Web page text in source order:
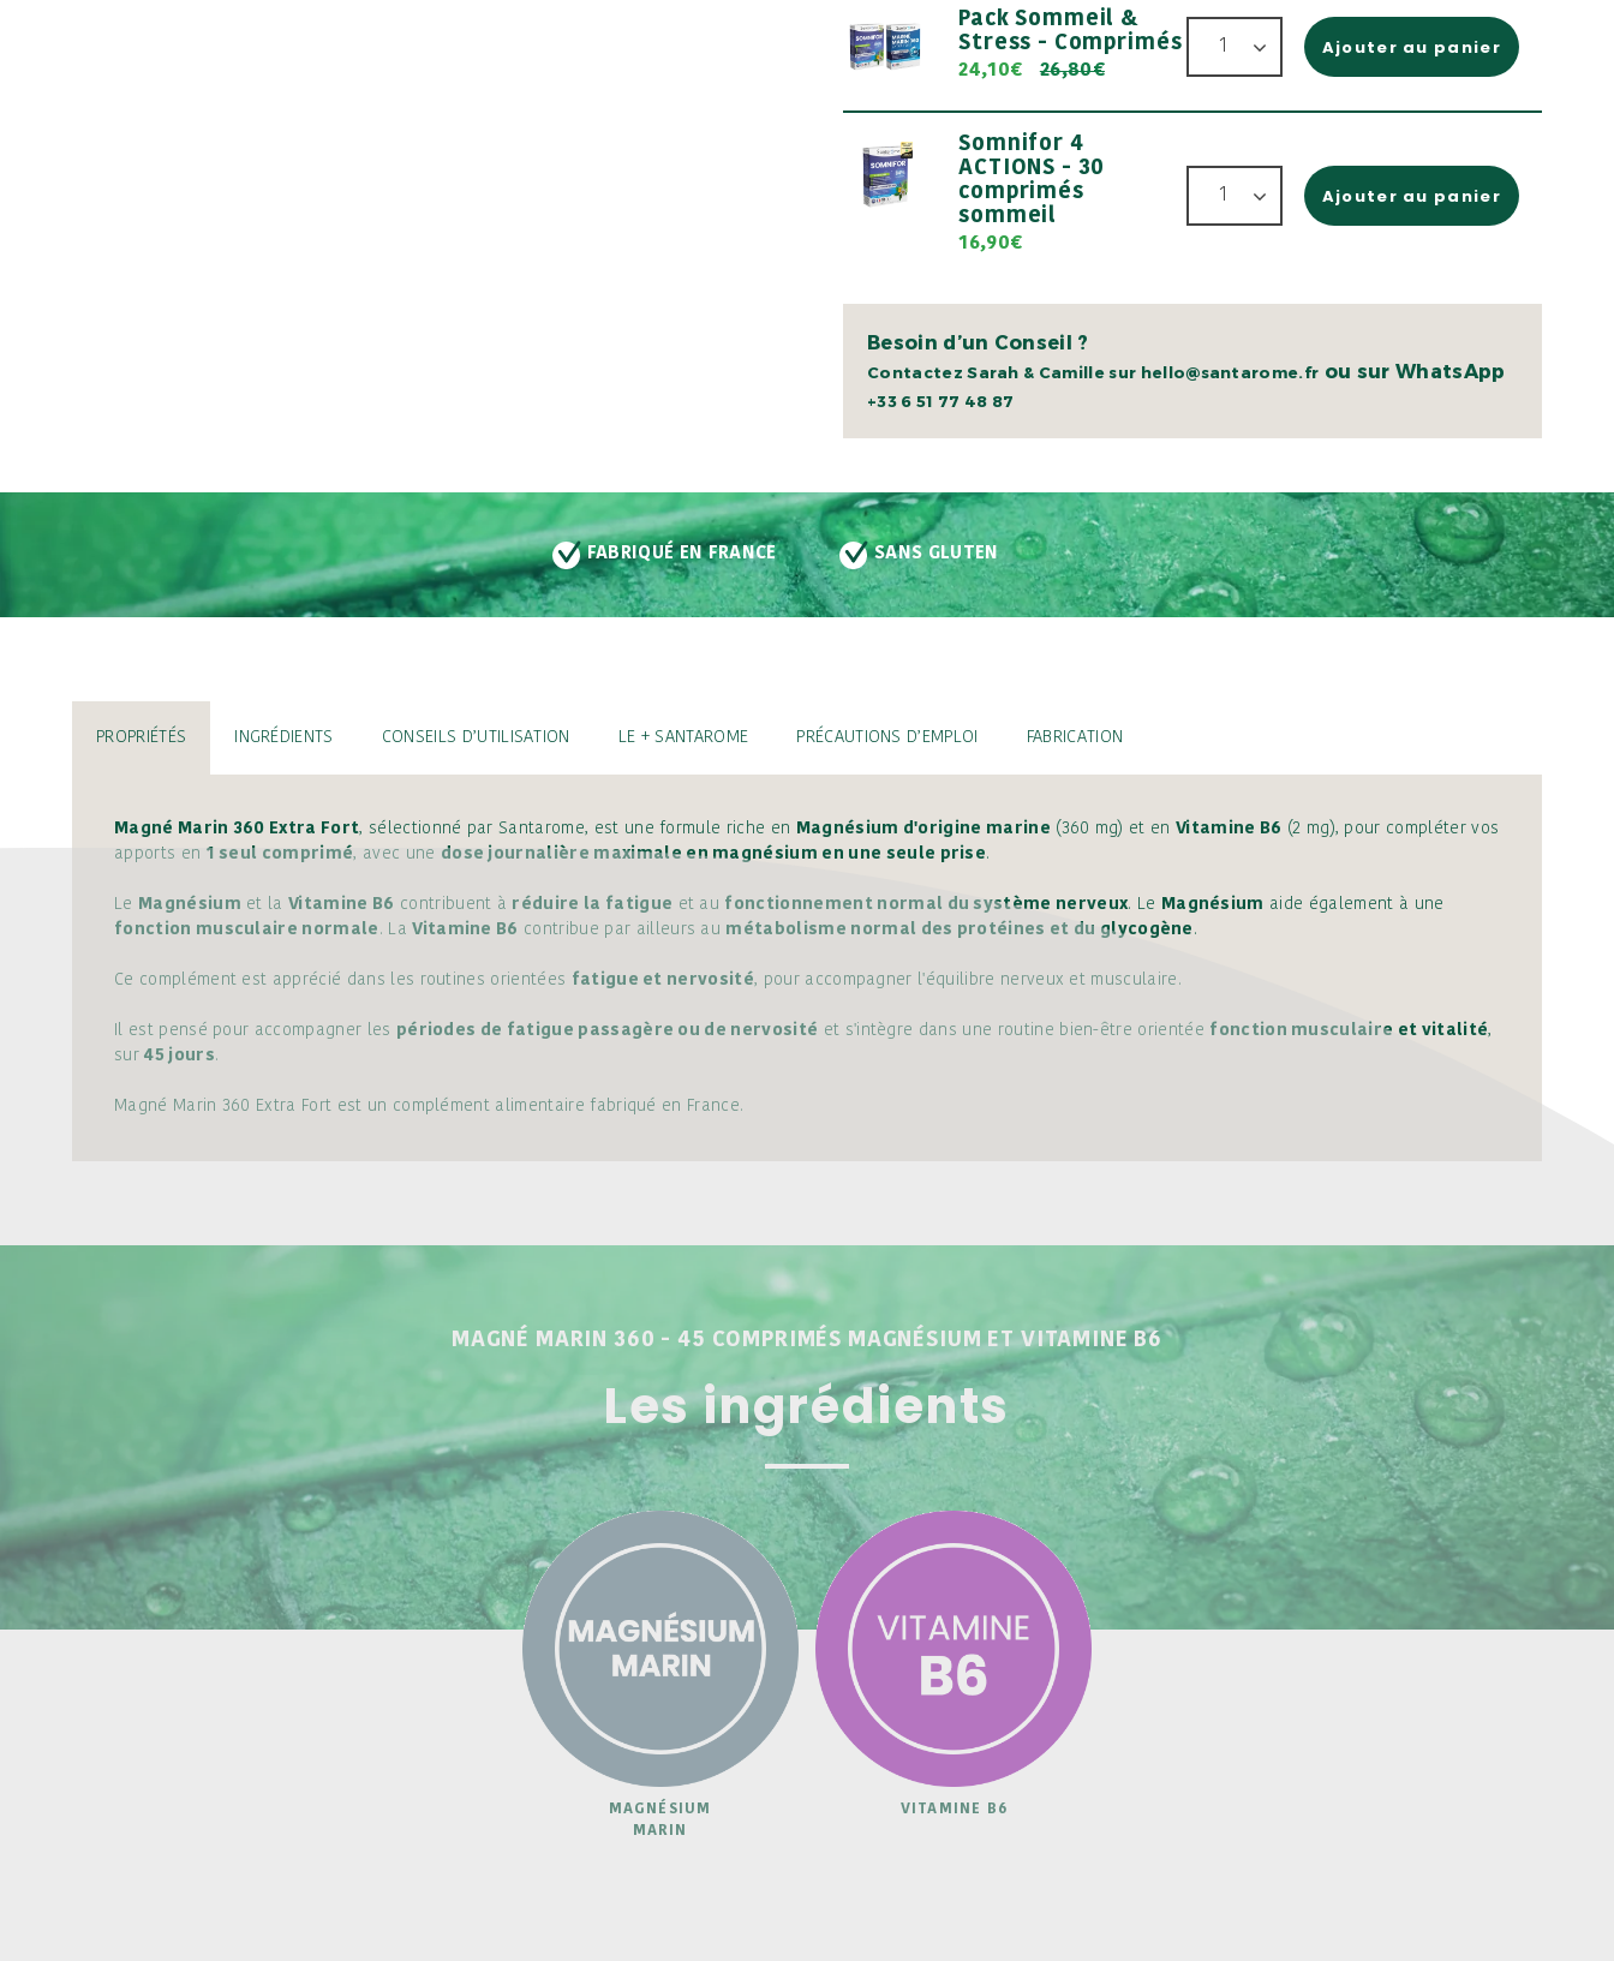
Pack Sommeil &
Stress - Comprimés
24,10€ 26,80€
Ajouter au panier
Somnifor 4
ACTIONS - 30
comprimés
sommeil
16,90€
Ajouter au panier
Besoin d’un Conseil ?
Contactez Sarah & Camille sur hello@santarome.fr ou sur WhatsApp
+33 6 51 77 48 87
FABRIQUÉ EN FRANCE SANS GLUTEN
PROPRIÉTÉS INGRÉDIENTS CONSEILS D’UTILISATION LE + SANTAROME PRÉCAUTIONS D’EMPLOI FABRICATION
Magné Marin 360 Extra Fort, sélectionné par Santarome, est une formule riche en Magnésium d'origine marine (360 mg) et enVitamine B6 (2 mg), pour compléter vos
apports en 1 seul comprimé, avec une dose journalière maximale en magnésium en une seule prise.
Le Magnésium et laVitamine B6 contribuent à réduire la fatigue et au fonctionnement normal du système nerveux. Le Magnésium aide également à une
fonction musculaire normale . LaVitamine B6 contribue par ailleurs au métabolisme normal des protéines et du glycogène .
Ce complément est apprécié dans les routines orientées fatigue et nervosité, pour accompagner l'équilibre nerveux et musculaire.
Il est pensé pour accompagner les périodes de fatigue passagère ou de nervosité et s'intègre dans une routine bien-être orientée fonction musculaire et vitalité,
sur45 jours.
Magné Marin 360 Extra Fort est un complément alimentaire fabriqué en France.
MAGNÉ MARIN 360 - 45 COMPRIMÉS MAGNÉSIUM ET VITAMINE B6
Les ingrédients
MAGNÉSIUM
MARIN
VITAMINE B6